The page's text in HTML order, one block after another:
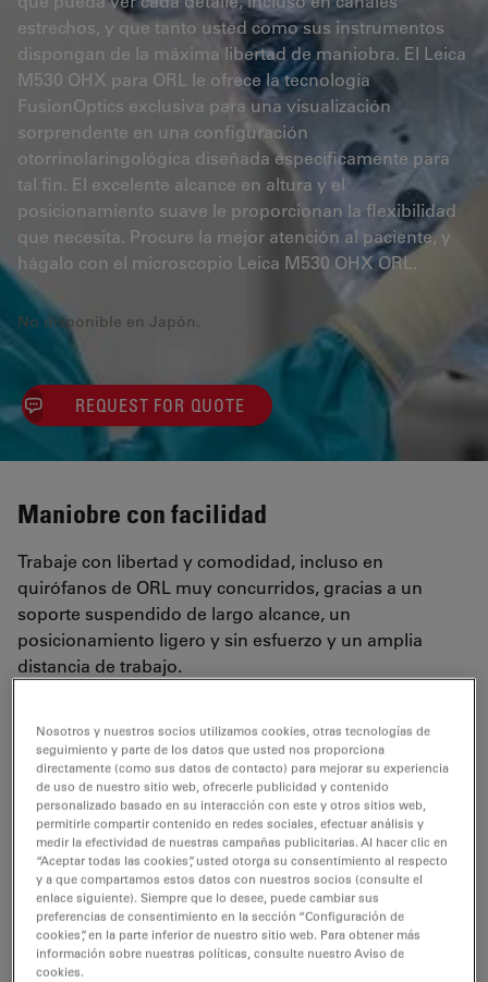
estrechos, y que tanto usted como sus instrumentos
dispongan de la máxima libertad de maniobra. El Leica
M530 OHX para ORL le ofrece la tecnología
FusionOptics exclusiva para una visualización
sorprendente en una configuración
otorrinolaringológica diseñada específicamente para
tal fin. El excelente alcance en altura y el
posicionamiento suave le proporcionan la flexibilidad
que necesita. Procure la mejor atención al paciente, y
hágalo con el microscopio Leica M530 OHX ORL.
No disponible en Japón.
REQUEST FOR QUOTE
Maniobre con facilidad
Trabaje con libertad y comodidad, incluso en
quirófanos de ORL muy concurridos, gracias a un
soporte suspendido de largo alcance, un
posicionamiento ligero y sin esfuerzo y un amplia
distancia de trabajo.
Mayor espacio libre por encima de la cabeza y
alcance un 36 % superior al de los productos de la
competencia, para mayor flexibilidad de
posicionamiento y espacio para trabajar
Medidas compactas para maximizar el espacio en el
quirófano
Facilidad de maniobra de los instrumentos gracias a
la gran distancia de trabajo de 600 mm
La rápida estabilización en todos los ángulos reduce
Nosotros y nuestros socios utilizamos cookies, otras tecnologías de
seguimiento y parte de los datos que usted nos proporciona
directamente (como sus datos de contacto) para mejorar su experiencia
de uso de nuestro sitio web, ofrecerle publicidad y contenido
personalizado basado en su interacción con este y otros sitios web,
permitirle compartir contenido en redes sociales, efectuar análisis y
medir la efectividad de nuestras campañas publicitarias. Al hacer clic en
“Aceptar todas las cookies”, usted otorga su consentimiento al respecto
y a que compartamos estos datos con nuestros socios (consulte el
enlace siguiente). Siempre que lo desee, puede cambiar sus
preferencias de consentimiento en la sección “Configuración de
cookies”, en la parte inferior de nuestro sitio web. Para obtener más
información sobre nuestras políticas, consulte nuestro Aviso de
cookies.